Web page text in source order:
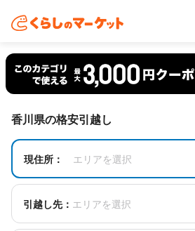
香川県の格安引越し
現住所： エリアを選択
引越し先： エリアを選択